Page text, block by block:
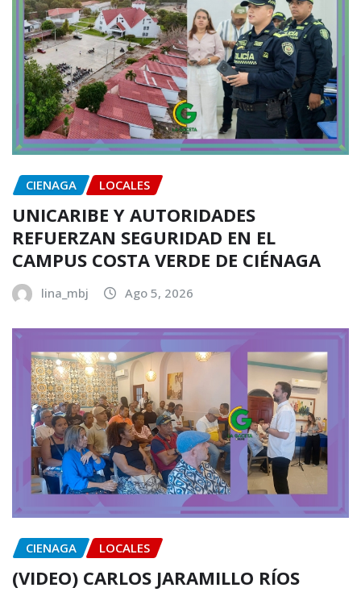
CIENAGA LOCALES
UNICARIBE Y AUTORIDADES
REFUERZAN SEGURIDAD EN EL
CAMPUS COSTA VERDE DE CIÉNAGA
lina_mbj Ago 5, 2026
CIENAGA LOCALES
(VIDEO) CARLOS JARAMILLO RÍOS